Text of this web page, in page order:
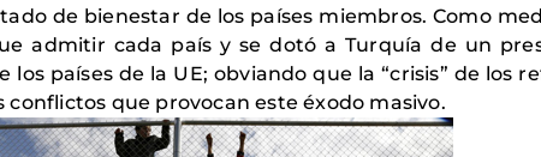
de bienestar de los países miembros. Como
admitir cada país y se dotó a Turquía de un
países de la UE; obviando que la “crisis” de los
conflictos que provocan este éxodo masivo.